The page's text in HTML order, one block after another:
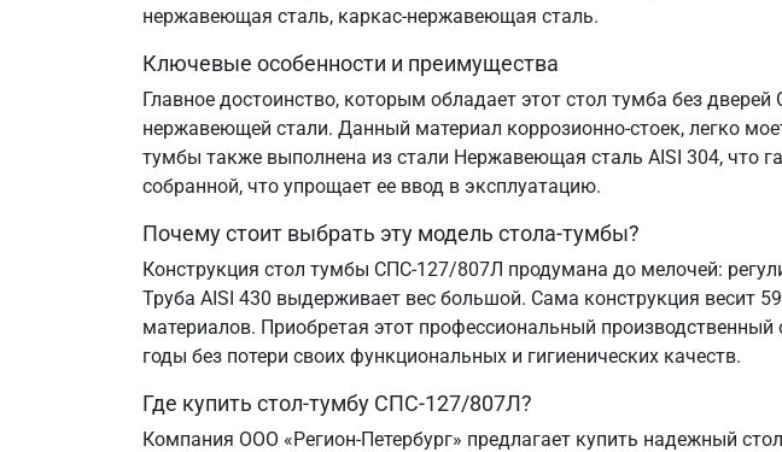
нержавеющая сталь, каркас-нержавеющая сталь.
Ключевые особенности и преимущества
Главное достоинство, которым обладает этот стол тумба без
нержавеющей стали. Данный материал коррозионно-стоек, легко
тумбы также выполнена из стали Нержавеющая сталь AISI 304, что
собранной, что упрощает ее ввод в эксплуатацию.
Почему стоит выбрать эту модель стола-тумбы?
Конструкция стол тумбы СПС-127/807Л продумана до мелочей:
Труба AISI 430 выдерживает вес большой. Сама конструкция весит
материалов. Приобретая этот профессиональный
годы без потери своих функциональных и гигиенических качеств.
Где купить стол-тумбу СПС-127/807Л?
Компания ООО «Регион-Петербург» предлагает купить надежный